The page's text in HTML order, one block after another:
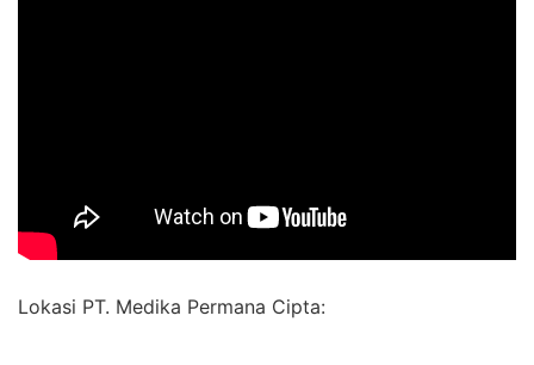
Lokasi PT. Medika Permana Cipta: